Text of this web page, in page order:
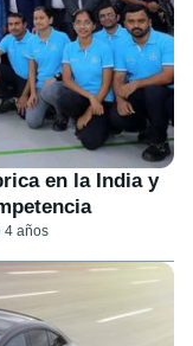
en la India y
4 años